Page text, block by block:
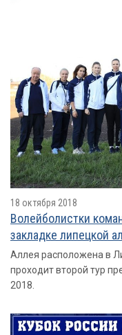
18 октября 2018
Волейболистки
закладке липецкой
Аллея расположена в
проходит второй тур
2018.